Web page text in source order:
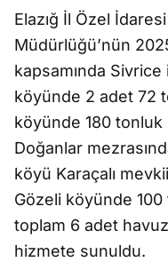
Elazığ İl Özel
Müdürlüğü’nün
kapsamında
köyünde 2 adet 72
köyünde 180
Doğanlar
köyü Karaçalı
Gözeli köyünde
toplam 6 adet
hizmete sunuldu.